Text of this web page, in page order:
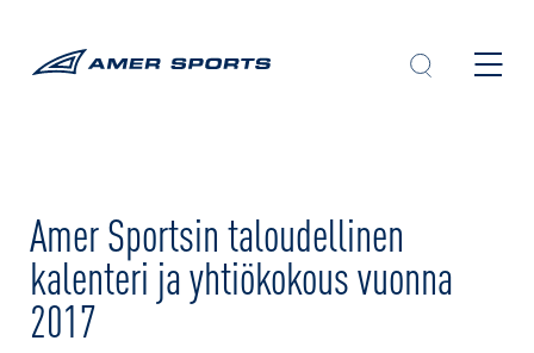
Amer Sportsin taloudellinen
kalenteri ja yhtiökokous vuonna
2017